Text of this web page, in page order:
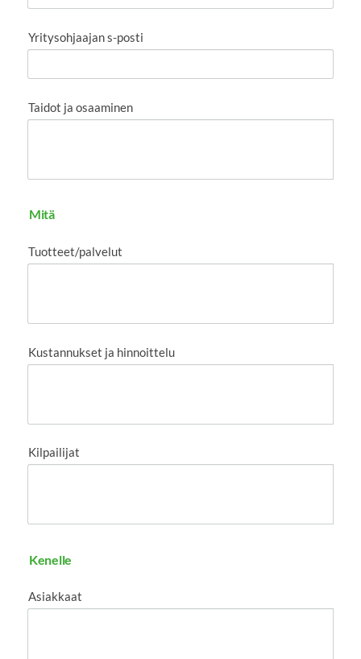
Yritysohjaajan s-posti
Taidot ja osaaminen
Mitä
Tuotteet/palvelut
Kustannukset ja hinnoittelu
Kilpailijat
Kenelle
Asiakkaat